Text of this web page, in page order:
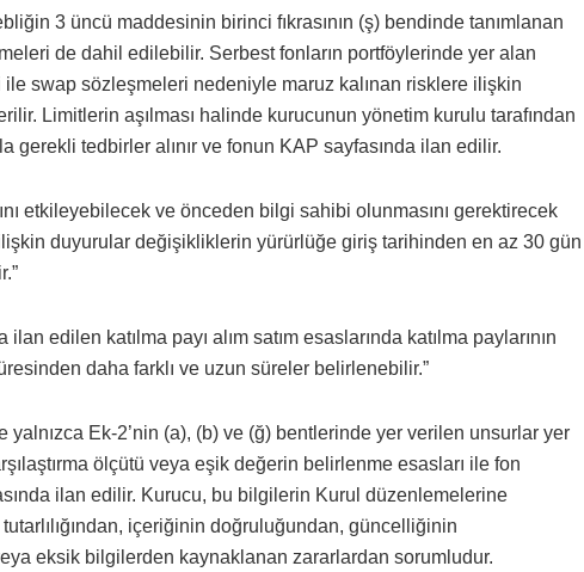
3 üncü maddesinin birinci fıkrasının (ş) bendinde tanımlanan
de dahil edilebilir. Serbest fonların portföylerinde yer alan
swap sözleşmeleri nedeniyle maruz kalınan risklere ilişkin
Limitlerin aşılması halinde kurucunun yönetim kurulu tarafından
gerekli tedbirler alınır ve fonun KAP sayfasında ilan edilir.
etkileyebilecek ve önceden bilgi sahibi olunmasını gerektirecek
duyurular değişikliklerin yürürlüğe giriş tarihinden en az 30 gün
edilen katılma payı alım satım esaslarında katılma paylarının
daha farklı ve uzun süreler belirlenebilir.”
yalnızca Ek-2’nin (a), (b) ve (ğ) bentlerinde yer verilen unsurlar yer
ölçütü veya eşik değerin belirlenme esasları ile fon
ilan edilir. Kurucu, bu bilgilerin Kurul düzenlemelerine
içeriğinin doğruluğundan, güncelliğinin
eksik bilgilerden kaynaklanan zararlardan sorumludur.